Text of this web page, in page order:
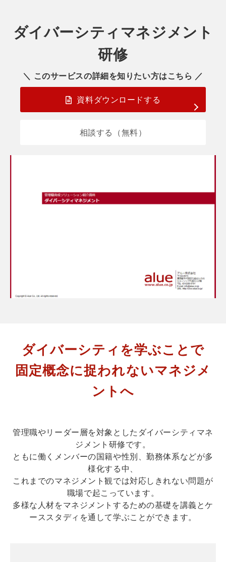
ダイバーシティマネジメント
研修
＼ このサービスの詳細を知りたい方はこちら ／
資料ダウンロードする
相談する（無料）
ダイバーシティを学ぶことで
固定概念に捉われないマネジメ
ントへ
管理職やリーダー層を対象としたダイバーシティマネ
ジメント研修です。
ともに働くメンバーの国籍や性別、勤務体系などが多
様化する中、
これまでのマネジメント観では対応しきれない問題が
職場で起こっています。
多様な人材をマネジメントするための基礎を講義とケ
ーススタディを通して学ぶことができます。